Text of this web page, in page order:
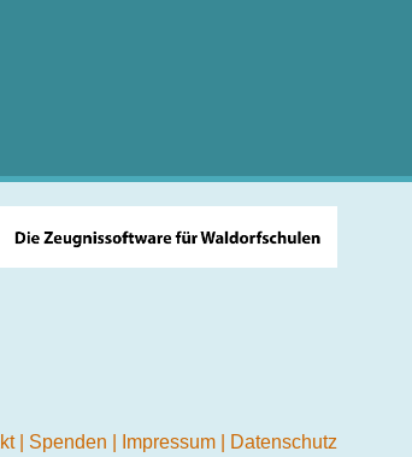
Spenden Impressum Datenschutz